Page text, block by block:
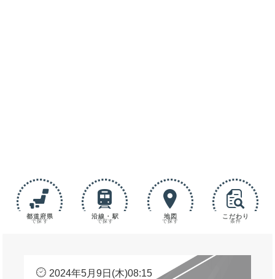
都道府県
で探す
沿線・駅
で探す
地図
で探す
こだわり
条件
2024年5月9日(木)08:15